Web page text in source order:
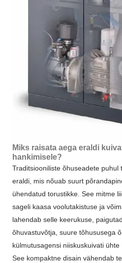
Miks raisata aega eraldi
hankimisele?
Traditsiooniliste õhuseadete puhul
eraldi, mis nõuab suurt
ühendatud torustikke. See mitme
sageli kaasa voolutakistuse ja
lahendab selle keerukuse,
õhuvastuvõtja, suure tõhususega
külmutusagensi niiskuskuivati ​​ühte
See kompaktne disain vähendab